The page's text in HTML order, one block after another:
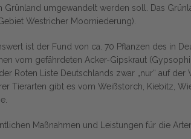
Grünland umgewandelt werden soll. Das
Westricher Moorniederung).
ist der Fund von ca. 70 Pflanzen des in
vom gefährdeten Acker-Gipskraut
Roten Liste Deutschlands zwar „nur“ auf
Tierarten gibt es vom Weißstorch, Kiebitz,
Maßnahmen und Leistungen für die